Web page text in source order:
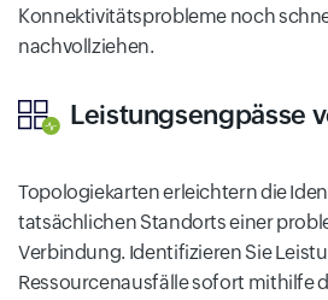
Konnektivitätsprobleme noch
nachvollziehen.
Leistungsengpässe
Topologiekarten erleichtern die
tatsächlichen Standorts einer
Verbindung. Identifizieren Sie
Ressourcenausfälle sofort mithilfe